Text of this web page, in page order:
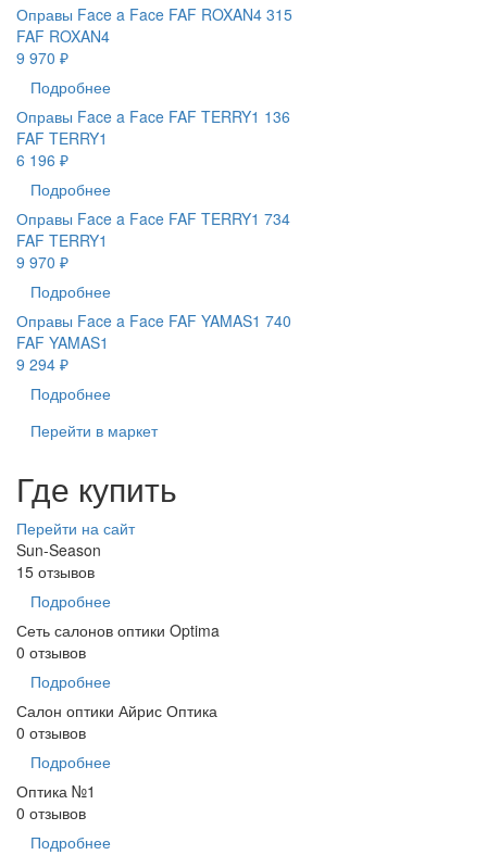
Оправы Face a Face FAF ROXAN4 315
FAF ROXAN4
9 970 ₽
Подробнее
Оправы Face a Face FAF TERRY1 136
FAF TERRY1
6 196 ₽
Подробнее
Оправы Face a Face FAF TERRY1 734
FAF TERRY1
9 970 ₽
Подробнее
Оправы Face a Face FAF YAMAS1 740
FAF YAMAS1
9 294 ₽
Подробнее
Перейти в маркет
Где купить
Перейти на сайт
Sun-Season
15 отзывов
Подробнее
Сеть салонов оптики Optima
0 отзывов
Подробнее
Салон оптики Айрис Оптика
0 отзывов
Подробнее
Оптика №1
0 отзывов
Подробнее